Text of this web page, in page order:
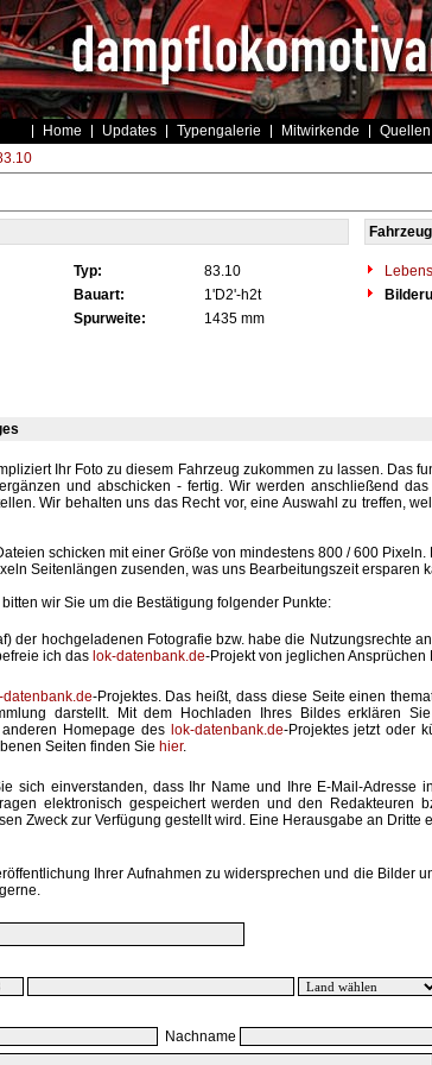
Home Updates Typengalerie Mitwirkende
Typ: 83.10
Bauart: 1'D2'-h2t
Spurweite: 1435 mm
Ihr Foto zu diesem Fahrzeug zukommen zu lassen. Das
und abschicken - fertig. Wir werden anschließend
Wir behalten uns das Recht vor, eine Auswahl zu treffen,
schicken mit einer Größe von mindestens 800 / 600
Seitenlängen zusenden, was uns Bearbeitungszeit ersparen
wir Sie um die Bestätigung folgender Punkte:
der hochgeladenen Fotografie bzw. habe die Nutzungsrechte
ich das lok-datenbank.de-Projekt von jeglichen Ansprüchen
datenbank.de-Projektes. Das heißt, dass diese Seite einen
darstellt. Mit dem Hochladen Ihres Bildes erklären
Homepage des lok-datenbank.de-Projektes jetzt oder
Seiten finden Sie hier.
sich einverstanden, dass Ihr Name und Ihre E-Mail-Adresse
elektronisch gespeichert werden und den Redakteuren
Zweck zur Verfügung gestellt wird. Eine Herausgabe an Dritte
Ihrer Aufnahmen zu widersprechen und die Bilder
Nachname